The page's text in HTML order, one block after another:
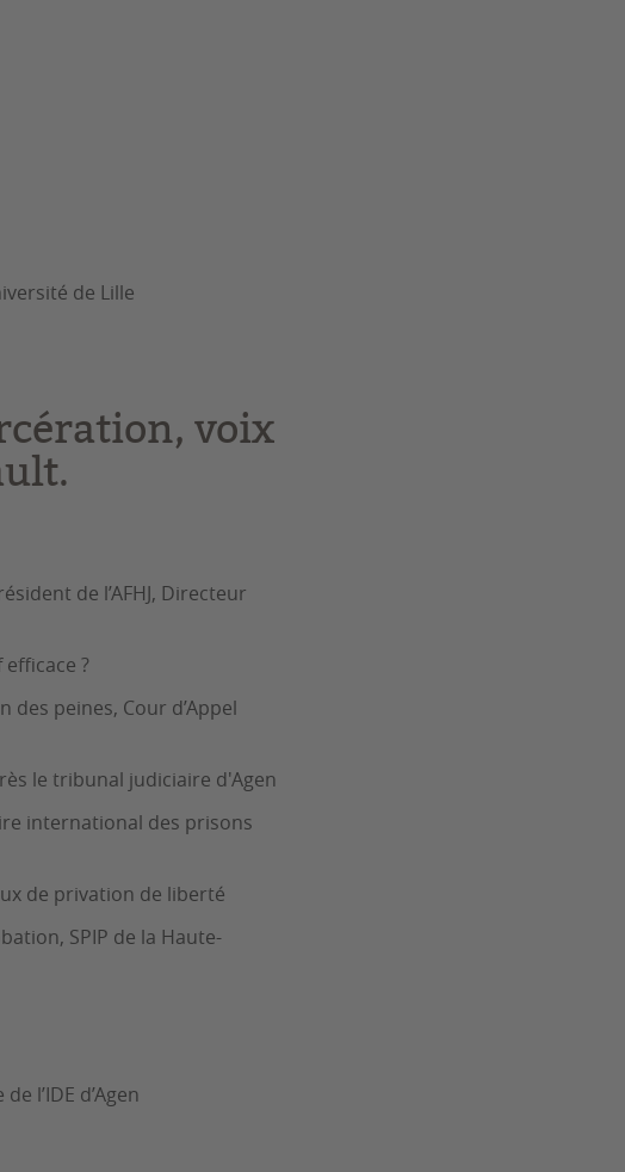
de Lille
voix
de l’AFHJ, Directeur
?
des peines, Cour d’Appel
le tribunal judiciaire d'Agen
international des prisons
de privation de liberté
SPIP de la Haute-
l’IDE d’Agen